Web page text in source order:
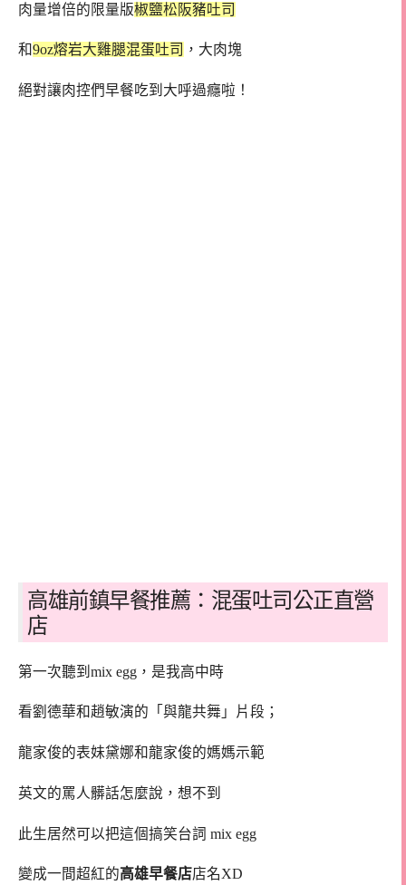
肉量增倍的限量版椒鹽松阪豬吐司
和9oz熔岩大雞腿混蛋吐司 ，大肉塊
絕對讓肉控們早餐吃到大呼過癮啦！
高雄前鎮早餐推薦：混蛋吐司公正直營
店
第一次聽到mix egg，是我高中時
看劉德華和趙敏演的「與龍共舞」片段；
龍家俊的表妹黛娜和龍家俊的媽媽示範
英文的罵人髒話怎麼說，想不到
此生居然可以把這個搞笑台詞 mix egg
變成一間超紅的高雄早餐店店名XD